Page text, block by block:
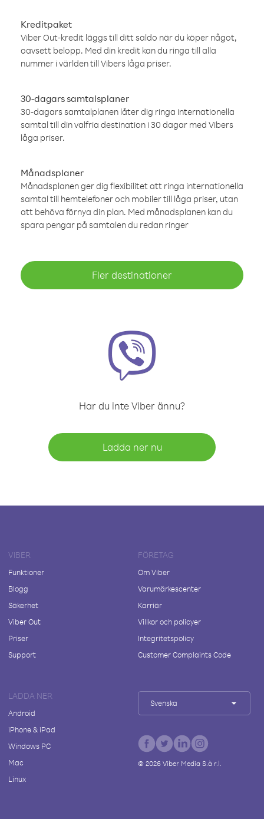
Kreditpaket
Viber Out-kredit läggs till ditt saldo när du köper något,
oavsett belopp. Med din kredit kan du ringa till alla
nummer i världen till Vibers låga priser.
30-dagars samtalsplaner
30-dagars samtalplanen låter dig ringa internationella
samtal till din valfria destination i 30 dagar med Vibers
låga priser.
Månadsplaner
Månadsplanen ger dig flexibilitet att ringa internationella
samtal till hemtelefoner och mobiler till låga priser, utan
att behöva förnya din plan. Med månadsplanen kan du
spara pengar på samtalen du redan ringer
Fler destinationer
Har du inte Viber ännu?
Ladda ner nu
VIBER
Funktioner
Blogg
Säkerhet
Viber Out
Priser
Support
FÖRETAG
Om Viber
Varumärkescenter
Karriär
Villkor och policyer
Integritetspolicy
Customer Complaints Code
LADDA NER
Android
iPhone & iPad
Windows PC
Mac
Linux
Svenska
© 2026Viber Media S.à r.l.